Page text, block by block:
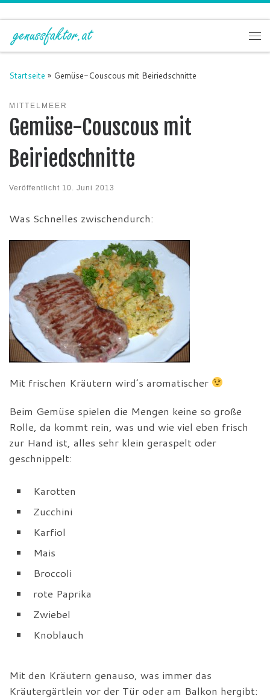
Zum Inhalt springen
Startseite » Gemüse-Couscous mit Beiriedschnitte
MITTELMEER
Gemüse-Couscous mit
Beiriedschnitte
Veröffentlicht 10. Juni 2013
Was Schnelles zwischendurch:
Mit frischen Kräutern wird’s aromatischer
Beim Gemüse spielen die Mengen keine so große
Rolle, da kommt rein, was und wie viel eben frisch
zur Hand ist, alles sehr klein geraspelt oder
geschnippelt:
Karotten
Zucchini
Karfiol
Mais
Broccoli
rote Paprika
Zwiebel
Knoblauch
Mit den Kräutern genauso, was immer das
Kräutergärtlein vor der Tür oder am Balkon hergibt: